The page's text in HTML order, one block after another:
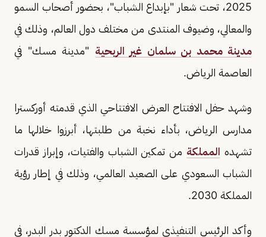
2025، تحت شعار "بإبداع الشباب"، بحضور أصحاب السمو
والمعالي، وضيوف المنتدى من مختلف دول العالم، وذلك في
مدينة محمد بن سلمان غير الربحية "مدينة مسك" في
العاصمة الرياض.
وشهد حفل الافتتاح العرض الافتتاحي الذي قدمته أوركسترا
مدارس الرياض، بأداء نخبة من طلبتها، أبرزوا خلالها ما
تشهده المملكة من تمكين الشباب والفتيات، وإبراز قدرات
الشباب السعودي على الصعيد العالمي، وذلك في إطار رؤية
المملكة 2030.
وأكد الرئيس التنفيذي لمؤسسة مسك الدكتور بدر البدر، في